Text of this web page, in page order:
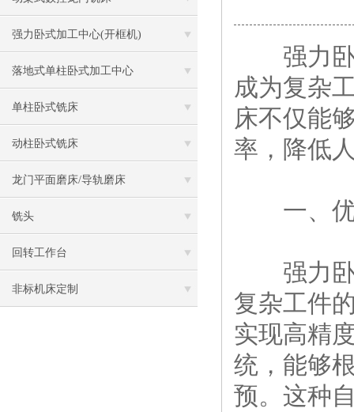
强力卧式加工中心(开框机)
落地式单柱卧式加工中心
单柱卧式铣床
动柱卧式铣床
龙门平面磨床/导轨磨床
铣头
回转工作台
非标机床定制
强力卧
成为复杂
床不仅能
率，降低
一、优
强力卧
复杂工件
实现高精
统，能够
预。这种